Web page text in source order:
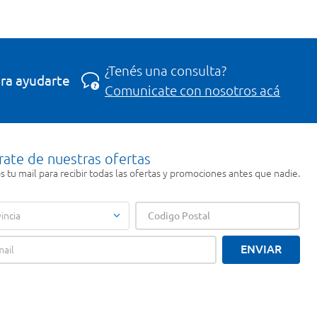
ayudarte
¿Tenés una consulta?
Comunicate con nosotros acá
de nuestras ofertas
tu mail para recibir todas las ofertas y promociones antes que nadie.
ENVIAR